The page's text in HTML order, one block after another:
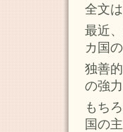
全文
最近
カ国
独善
の強
もち
国の